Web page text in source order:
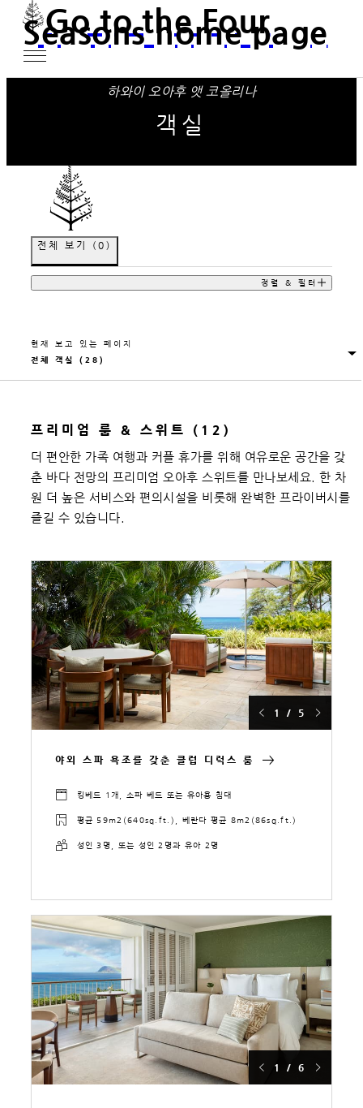
Go to the Four
Seasons home page
하와이 오아후 앳 코올리나
객실
전체 보기 ( 0 )
정렬 & 필터
현재 보고 있는 페이지
프리미엄 룸 & 스위트 (12)
더 편안한 가족 여행과 커플 휴가를 위해 여유로운 공간을 갖
춘 바다 전망의 프리미엄 오아후 스위트를 만나보세요. 한 차
원 더 높은 서비스와 편의시설을 비롯해 완벽한 프라이버시를
즐길 수 있습니다.
1 / 5
야외 스파 욕조를 갖춘 클럽 디럭스 룸
킹베드 1개, 소파 베드 또는 유아용 침대
평균 59m2(640sq.ft.), 베란다 평균 8m2(86sq.ft.)
성인 3명, 또는 성인 2명과 유아 2명
1 / 6